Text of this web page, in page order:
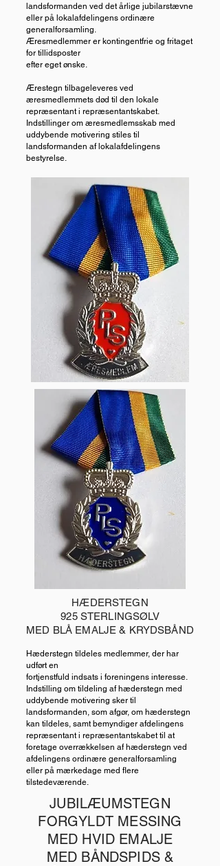
landsformanden ved det årlige jubilarstævne
eller på lokalafdelingens ordinære
generalforsamling.
Æresmedlemmer er kontingentfrie og fritaget
for tillidsposter
efter eget ønske.
Ærestegn tilbageleveres ved
æresmedlemmets død til den lokale
repræsentant i repræsentantskabet.
Indstillinger om æresmedlemsskab med
uddybende motivering stiles til
landsformanden af lokalafdelingens
bestyrelse.
HÆDERSTEGN
925 STERLINGSØLV
MED BLÅ EMALJE & KRYDSBÅND
Hæderstegn tildeles medlemmer, der har
udført en
fortjenstfuld indsats i foreningens interesse.
Indstilling om tildeling af hæderstegn med
uddybende motivering sker til
landsformanden, som afgør, om hæderstegn
kan tildeles, samt bemyndiger afdelingens
repræsentant i repræsentantskabet til at
foretage overrækkelsen af hæderstegn ved
afdelingens ordinære generalforsamling
eller på mærkedage med flere
tilstedeværende.
JUBILÆUMSTEGN
FORGYLDT MESSING
MED HVID EMALJE
MED BÅNDSPIDS &